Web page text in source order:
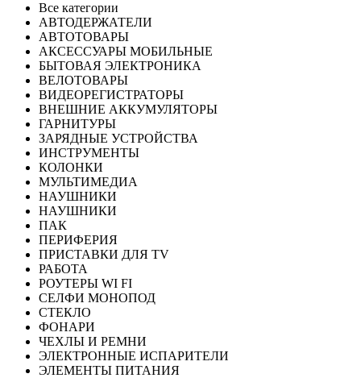
Все категории
АВТОДЕРЖАТЕЛИ
АВТОТОВАРЫ
АКСЕССУАРЫ МОБИЛЬНЫЕ
БЫТОВАЯ ЭЛЕКТРОНИКА
ВЕЛОТОВАРЫ
ВИДЕОРЕГИСТРАТОРЫ
ВНЕШНИЕ АККУМУЛЯТОРЫ
ГАРНИТУРЫ
ЗАРЯДНЫЕ УСТРОЙСТВА
ИНСТРУМЕНТЫ
КОЛОНКИ
МУЛЬТИМЕДИА
НАУШНИКИ
НАУШНИКИ
ПАК
ПЕРИФЕРИЯ
ПРИСТАВКИ ДЛЯ TV
РАБОТА
РОУТЕРЫ WI FI
СЕЛФИ МОНОПОД
СТЕКЛО
ФОНАРИ
ЧЕХЛЫ И РЕМНИ
ЭЛЕКТРОННЫЕ ИСПАРИТЕЛИ
ЭЛЕМЕНТЫ ПИТАНИЯ